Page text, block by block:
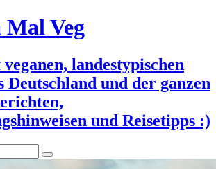
Veg
landestypischen
Deutschland und der ganzen
und Reisetipps :)